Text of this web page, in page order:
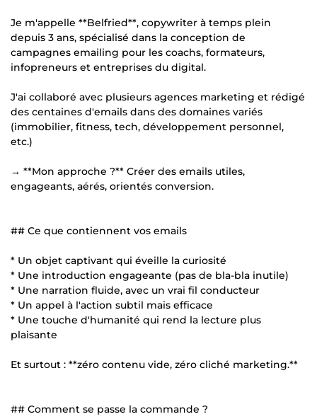
Je m'appelle **Belfried**, copywriter à temps plein
depuis 3 ans, spécialisé dans la conception de
campagnes emailing pour les coachs, formateurs,
infopreneurs et entreprises du digital.
J'ai collaboré avec plusieurs agences marketing et rédigé
des centaines d'emails dans des domaines variés
(immobilier, fitness, tech, développement personnel,
etc.)
→ **Mon approche ?** Créer des emails utiles,
engageants, aérés, orientés conversion.
## Ce que contiennent vos emails
* Un objet captivant qui éveille la curiosité
* Une introduction engageante (pas de bla-bla inutile)
* Une narration fluide, avec un vrai fil conducteur
* Un appel à l'action subtil mais efficace
* Une touche d'humanité qui rend la lecture plus
plaisante
Et surtout : **zéro contenu vide, zéro cliché marketing.**
## Comment se passe la commande ?